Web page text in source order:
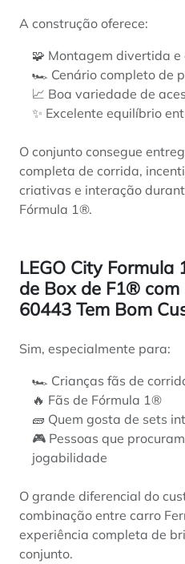
A construção oferece:
🧩 Montagem divertida e
🏎️ Cenário completo de
📈 Boa variedade de
✨ Excelente equilíbrio
O conjunto consegue
completa de corrida,
criativas e interação
Fórmula 1®.
LEGO City Formula
de Box de F1®
60443 Tem Bom
Sim, especialmente para:
🏎️ Crianças fãs de
🔥 Fãs de Fórmula 1®
🧱 Quem gosta de sets
🎮 Pessoas que
jogabilidade
O grande diferencial do
combinação entre carro
experiência completa de
conjunto.